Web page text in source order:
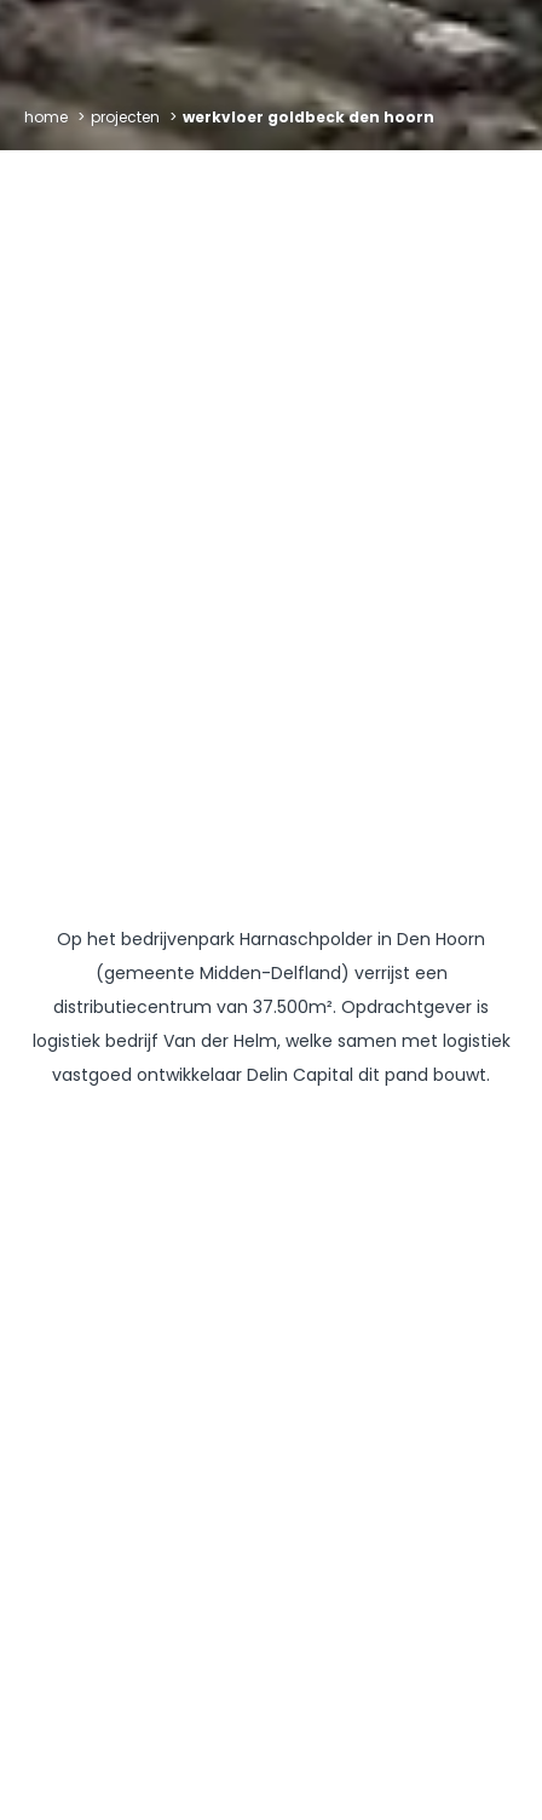
home projecten werkvloer goldbeck den hoorn
Op het bedrijvenpark Harnaschpolder in Den Hoorn
(gemeente Midden-Delfland) verrijst een
distributiecentrum van 37.500m². Opdrachtgever is
logistiek bedrijf Van der Helm, welke samen met logistiek
vastgoed ontwikkelaar Delin Capital dit pand bouwt.